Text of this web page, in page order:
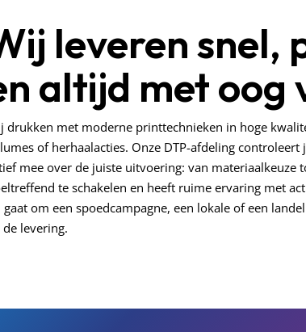
leveren snel,
altijd met oog
drukken met moderne printtechnieken in hoge
of herhaalacties. Onze DTP-afdeling
mee over de juiste uitvoering: van materiaalkeuze
te schakelen en heeft ruime ervaring met
gaat om een spoedcampagne, een lokale of een
de levering.